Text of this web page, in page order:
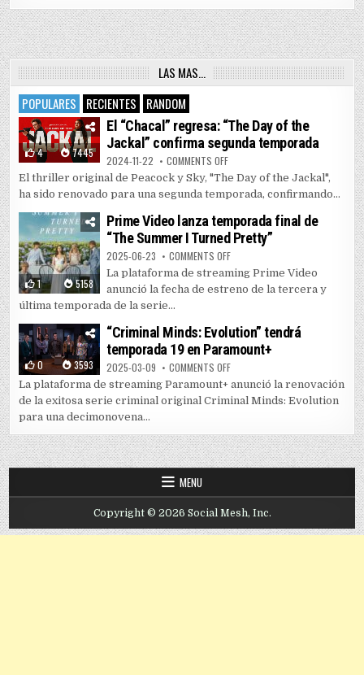
LAS MAS…
POPULARES
RECIENTES RANDOM
4 7445
El “Chacal” regresa: “The Day of the
Jackal” confirma segunda temporada
2024-11-22 COMMENTS OFFON EL “CHACAL” REGRESA: “THE
El thriller original de Peacock y Sky, "The Day of the Jackal",
ha sido renovado para una segunda temporada, confirmando...
1 5158
Prime Video lanza temporada final de
“The Summer I Turned Pretty”
2025-06-23 COMMENTS OFFON PRIME VIDEO LANZA
La plataforma de streaming Prime Video
anunció la fecha de estreno de la tercera y
última temporada de la serie...
0 3593
“Criminal Minds: Evolution” tendrá
temporada 19 en Paramount+
2025-03-09 COMMENTS OFFON “CRIMINAL MINDS:
La plataforma de streaming Paramount+ anunció la renovación
de la exitosa serie criminal original Criminal Minds: Evolution
para una decimonovena...
MENU
Copyright © 2026 Social Mesh, Inc.